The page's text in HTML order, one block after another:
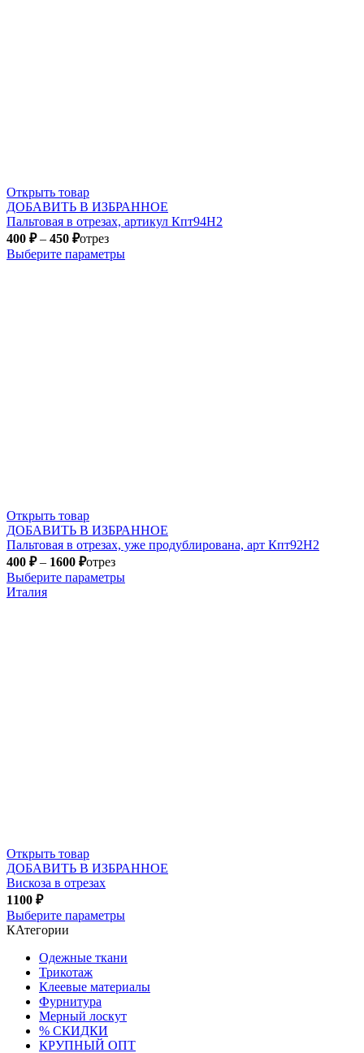
Открыть товар
ДОБАВИТЬ В ИЗБРАННОЕ
Пальтовая в отрезах, артикул Кпт94Н2
400 ₽– 450 ₽отрез
Выберите параметры
Открыть товар
ДОБАВИТЬ В ИЗБРАННОЕ
Пальтовая в отрезах, уже продублирована, арт Кпт92Н2
400 ₽– 1600 ₽отрез
Выберите параметры
Италия
Открыть товар
ДОБАВИТЬ В ИЗБРАННОЕ
Вискоза в отрезах
1100 ₽
Выберите параметры
КАтегории
Одежные ткани
Трикотаж
Клеевые материалы
Фурнитура
Мерный лоскут
% СКИДКИ
КРУПНЫЙ ОПТ